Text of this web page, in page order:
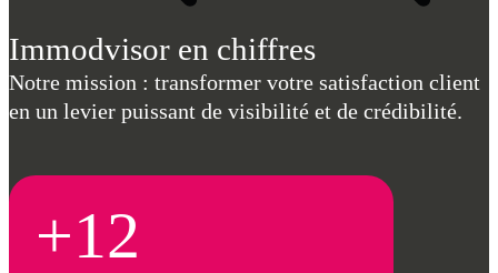
Immodvisor en chiffres
Notre mission : transformer votre satisfaction client
en un levier puissant de visibilité et de crédibilité.
+12